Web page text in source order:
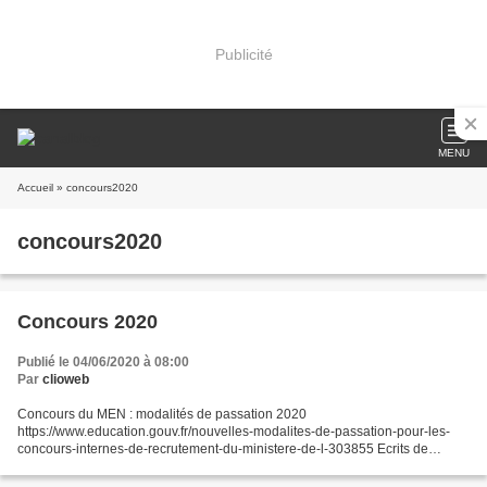
Publicité
MENU
Accueil » concours2020
concours2020
Concours 2020
Publié le 04/06/2020 à 08:00
Par clioweb
Concours du MEN : modalités de passation 2020
https://www.education.gouv.fr/nouvelles-modalites-de-passation-pour-les-
concours-internes-de-recrutement-du-ministere-de-l-303855 Ecrits de
25/06/2020...